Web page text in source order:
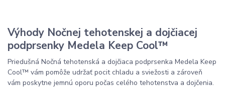
Výhody Nočnej tehotenskej a dojčiacej
podprsenky Medela Keep Cool™
Priedušná Nočná tehotenská a dojčiaca podprsenka Medela Keep
Cool™ vám pomôže udržať pocit chladu a sviežosti a zároveň
vám poskytne jemnú oporu počas celého tehotenstva a dojčenia.